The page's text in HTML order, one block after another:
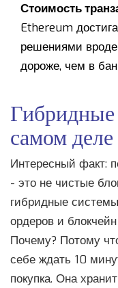
Стоимость
Ethereum
решениями
дороже, чем в
самом
Интересный факт:
- это не чистые
гибридные системы
ордеров и
Почему? Потому
себе ждать 10
покупка. Она